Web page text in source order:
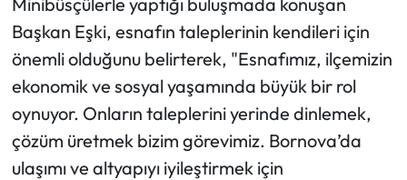
Başkan Eşki, esnafın taleplerinin kendileri için
önemli olduğunu belirterek, "Esnafımız, ilçemizin
ekonomik ve sosyal yaşamında büyük bir rol
oynuyor. Onların taleplerini yerinde dinlemek,
çözüm üretmek bizim görevimiz. Bornova’da
ulaşımı ve altyapıyı iyileştirmek için